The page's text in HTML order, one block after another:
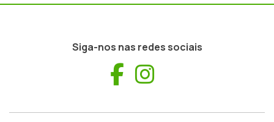
Siga-nos nas redes sociais
Facebook